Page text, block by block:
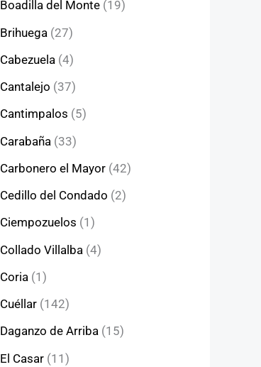
Boadilla del Monte (19)
Brihuega (27)
Cabezuela (4)
Cantalejo (37)
Cantimpalos (5)
Carabaña (33)
Carbonero el Mayor (42)
Cedillo del Condado (2)
Ciempozuelos (1)
Collado Villalba (4)
Coria (1)
Cuéllar (142)
Daganzo de Arriba (15)
El Casar (11)